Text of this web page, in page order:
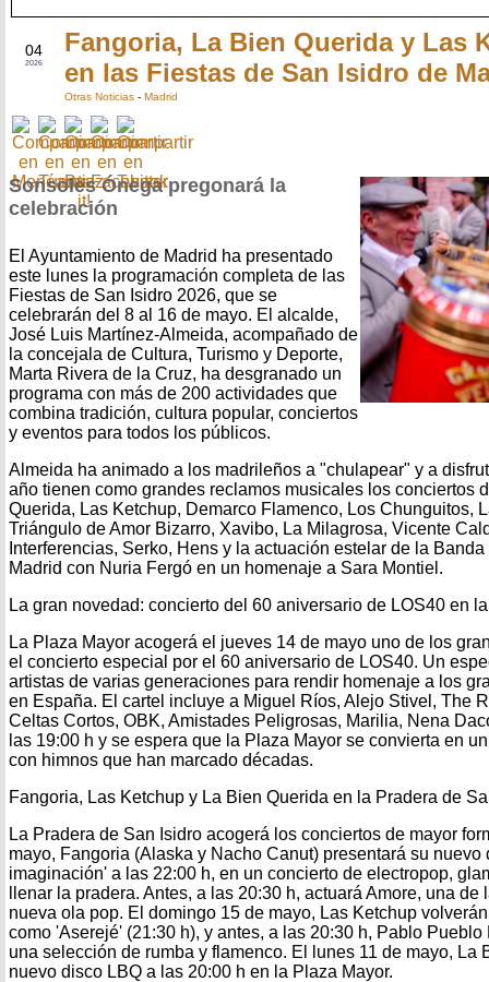
04
2026
Fangoria, La Bien Querida y Las
en las Fiestas de San Isidro de
Otras Noticias - Madrid
Sonsoles Ónega pregonará la
celebración
El Ayuntamiento de Madrid ha presentado
este lunes la programación completa de las
Fiestas de San Isidro 2026, que se
celebrarán del 8 al 16 de mayo. El alcalde,
José Luis Martínez-Almeida, acompañado de
la concejala de Cultura, Turismo y Deporte,
Marta Rivera de la Cruz, ha desgranado un
programa con más de 200 actividades que
combina tradición, cultura popular, conciertos
y eventos para todos los públicos.
Almeida ha animado a los madrileños a "chulapear" y a
año tienen como grandes reclamos musicales los conciertos
Querida, Las Ketchup, Demarco Flamenco, Los Chunguitos,
Triángulo de Amor Bizarro, Xavibo, La Milagrosa, Vicente
Interferencias, Serko, Hens y la actuación estelar de la
Madrid con Nuria Fergó en un homenaje a Sara Montiel.
La gran novedad: concierto del 60 aniversario de LOS40 en
La Plaza Mayor acogerá el jueves 14 de mayo uno de los
el concierto especial por el 60 aniversario de LOS40. Un
artistas de varias generaciones para rendir homenaje a los
en España. El cartel incluye a Miguel Ríos, Alejo Stivel, The
Celtas Cortos, OBK, Amistades Peligrosas, Marilia, Nena
las 19:00 h y se espera que la Plaza Mayor se convierta en
con himnos que han marcado décadas.
Fangoria, Las Ketchup y La Bien Querida en la Pradera de
La Pradera de San Isidro acogerá los conciertos de mayor
mayo, Fangoria (Alaska y Nacho Canut) presentará su nuevo
imaginación' a las 22:00 h, en un concierto de electropop,
llenar la pradera. Antes, a las 20:30 h, actuará Amore, una
nueva ola pop. El domingo 15 de mayo, Las Ketchup
como 'Aserejé' (21:30 h), y antes, a las 20:30 h, Pablo
una selección de rumba y flamenco. El lunes 11 de mayo, La
nuevo disco LBQ a las 20:00 h en la Plaza Mayor.